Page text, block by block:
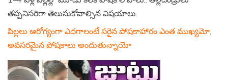
తప్పనిసరిగా తెలుసుకోవాల్సిన విషయాలు.
పిల్లలు ఆరోగ్యంగా ఎదగాలంటే సరైన పోషకాహారం ఎంత ముఖ్యమో,
అవసరమైన పోషకాలు అందుతున్నాయో